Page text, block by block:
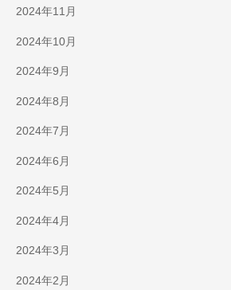
2024年11月
2024年10月
2024年9月
2024年8月
2024年7月
2024年6月
2024年5月
2024年4月
2024年3月
2024年2月